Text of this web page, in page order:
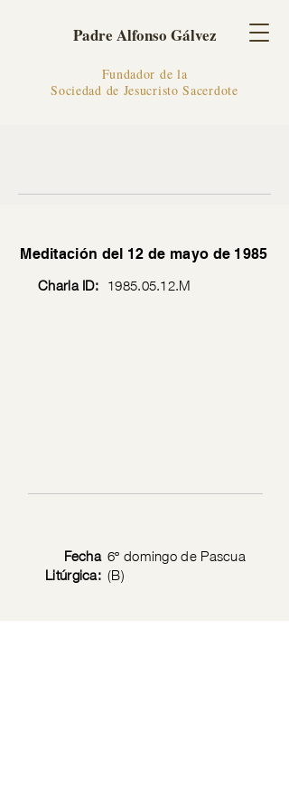
Padre Alfonso Gálvez
Fundador de la
Sociedad de Jesucristo Sacerdote
Meditación del 12 de mayo de 1985
Charla ID: 1985.05.12.M
Fecha
Litúrgica:
6º domingo de Pascua
(B)